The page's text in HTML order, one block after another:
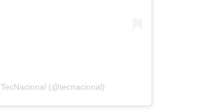
(@tecnacional)